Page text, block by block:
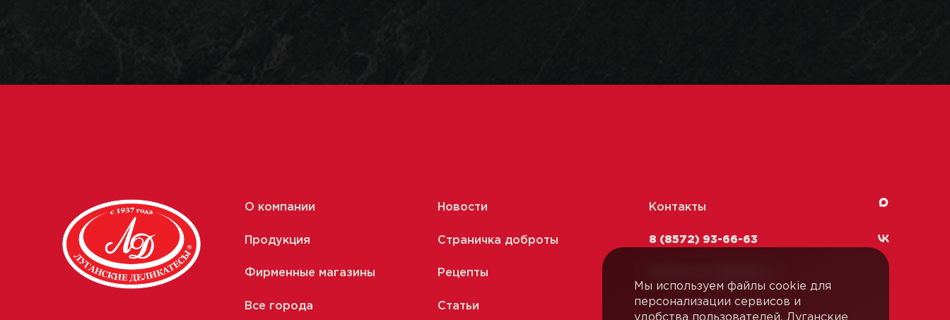
Мы используем файлы cookie для
персонализации сервисов и
удобства пользователей. Луганские
О компании
Продукция
Фирменные магазины
Все города
Новости
Страничка доброты
Рецепты
Статьи
Контакты
8 (8572) 93-66-63